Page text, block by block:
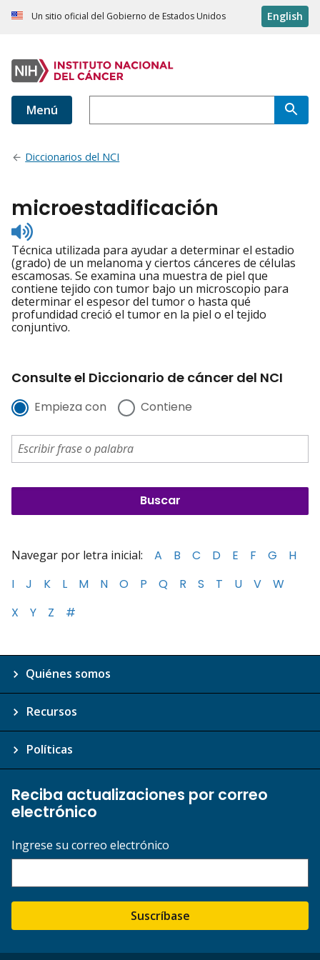
Un sitio oficial del Gobierno de Estados Unidos English
Menú
Diccionarios del NCI
microestadificación
Listen
to
pronunciation
Técnica utilizada para ayudar a determinar el estadio
(grado) de un melanoma y ciertos cánceres de células
escamosas. Se examina una muestra de piel que
contiene tejido con tumor bajo un microscopio para
determinar el espesor del tumor o hasta qué
profundidad creció el tumor en la piel o el tejido
conjuntivo.
Consulte el Diccionario de cáncer del NCI
Empieza con Contiene
Navegar por letra inicial: A B C D E F G
H
I
J K L M N O P Q R S T U V
W
X
Y Z #
Quiénes somos
Recursos
Políticas
Reciba actualizaciones por correo
electrónico
Ingrese su correo electrónico
Suscríbase